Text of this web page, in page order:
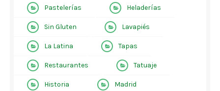
Pastelerías Heladerías
Sin Gluten Lavapiés
La Latina Tapas
Restaurantes Tatuaje
Historia Madrid